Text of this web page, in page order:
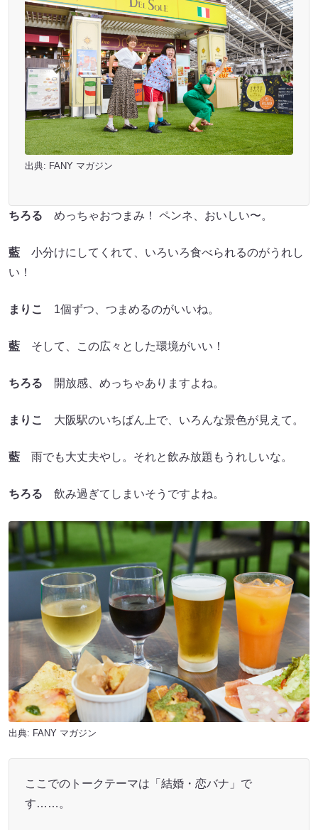
出典: FANY マガジン
ちろる めっちゃおつまみ！ ペンネ、おいしい〜。
藍 小分けにしてくれて、いろいろ食べられるのがうれし
い！
まりこ 1個ずつ、つまめるのがいいね。
藍 そして、この広々とした環境がいい！
ちろる 開放感、めっちゃありますよね。
まりこ 大阪駅のいちばん上で、いろんな景色が見えて。
藍 雨でも大丈夫やし。それと飲み放題もうれしいな。
ちろる 飲み過ぎてしまいそうですよね。
出典: FANY マガジン
ここでのトークテーマは「結婚・恋バナ」で
す……。